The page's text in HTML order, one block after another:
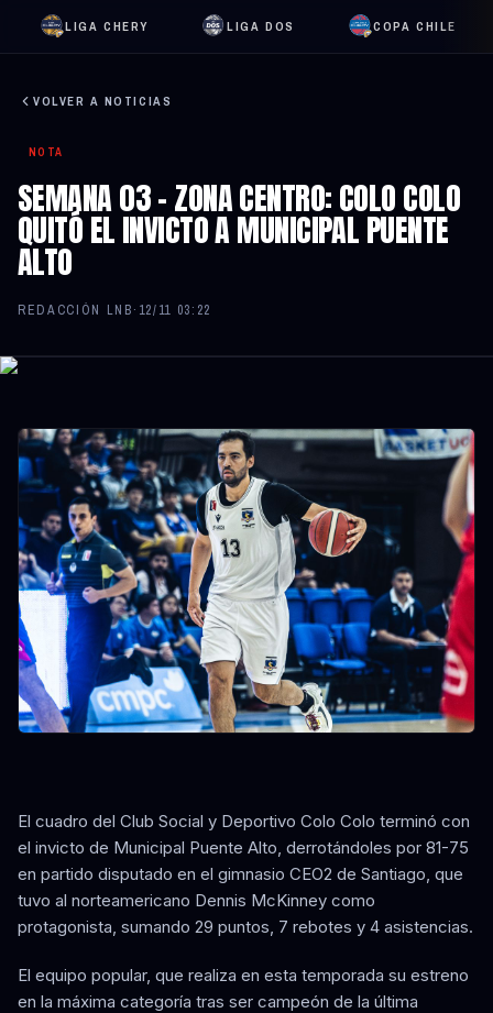
LIGA CHERY LIGA DOS COPA CHILE
VOLVER A NOTICIAS
NOTA
SEMANA 03 - ZONA CENTRO: COLO COLO
QUITÓ EL INVICTO A MUNICIPAL PUENTE
ALTO
REDACCIÓN LNB· 12/11 03:22
El cuadro del Club Social y Deportivo Colo Colo terminó con
el invicto de Municipal Puente Alto, derrotándoles por 81-75
en partido disputado en el gimnasio CEO2 de Santiago, que
tuvo al norteamericano Dennis McKinney como
protagonista, sumando 29 puntos, 7 rebotes y 4 asistencias.
El equipo popular, que realiza en esta temporada su estreno
en la máxima categoría tras ser campeón de la última